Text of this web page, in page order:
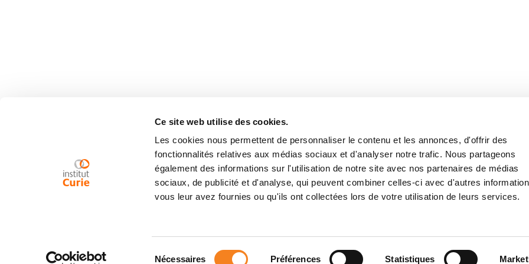
Ce site web utilise des cookies.
Les cookies nous permettent de personnaliser le contenu et les annonces, d'offrir des
fonctionnalités relatives aux médias sociaux et d'analyser notre trafic. Nous partageons
également des informations sur l'utilisation de notre site avec nos partenaires de médias
sociaux, de publicité et d'analyse, qui peuvent combiner celles-ci avec d'autres
vous leur avez fournies ou qu'ils ont collectées lors de votre utilisation de leurs services.
Nécessaires Préférences Statistiques
Mentions légales